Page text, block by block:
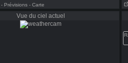
- Prévisions - Carte
Vue du ciel actuel